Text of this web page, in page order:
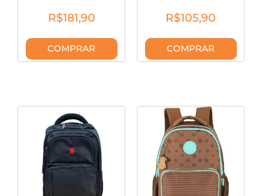
YI
R$181,90
COMPRAR
R$105,90
COMPRAR